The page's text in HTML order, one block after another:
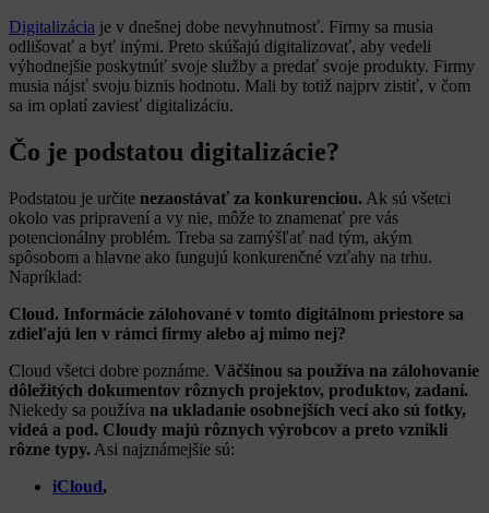
Digitalizácia je v dnešnej dobe nevyhnutnosť. Firmy sa musia
odlišovať a byť inými. Preto skúšajú digitalizovať, aby vedeli
výhodnejšie poskytnúť svoje služby a predať svoje produkty. Firmy
musia nájsť svoju biznis hodnotu. Mali by totiž najprv zistiť, v čom
sa im oplatí zaviesť digitalizáciu.
Čo je podstatou digitalizácie?
Podstatou je určite nezaostávať za konkurenciou. Ak sú všetci
okolo vas pripravení a vy nie, môže to znamenať pre vás
potencionálny problém. Treba sa zamýšľať nad tým, akým
spôsobom a hlavne ako fungujú konkurenčné vzťahy na trhu.
Napríklad:
Cloud. Informácie zálohované v tomto digitálnom priestore sa
zdieľajú len v rámci firmy alebo aj mimo nej?
Cloud všetci dobre poznáme. Väčšinou sa používa na zálohovanie
dôležitých dokumentov rôznych projektov, produktov, zadaní.
Niekedy sa používa na ukladanie osobnejších vecí ako sú fotky,
videá a pod. Cloudy majú rôznych výrobcov a preto vznikli
rôzne typy. Asi najznámejšie sú:
iCloud,